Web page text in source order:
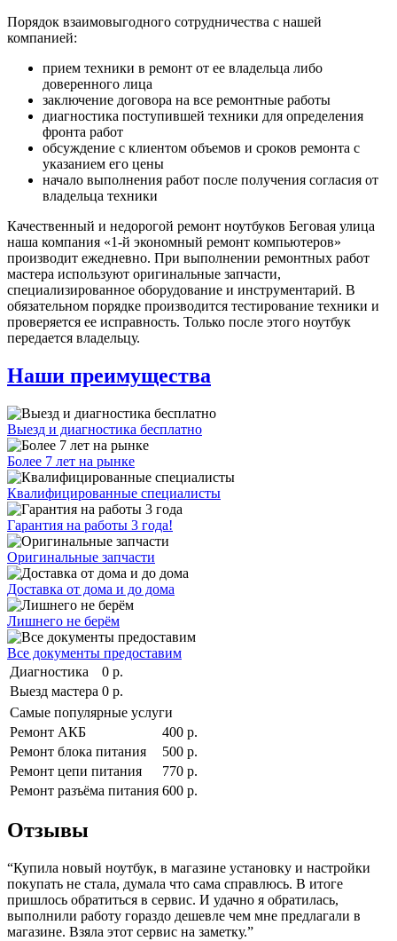
Порядок взаимовыгодного сотрудничества с нашей
компанией:
прием техники в ремонт от ее владельца либо
доверенного лица
заключение договора на все ремонтные работы
диагностика поступившей техники для определения
фронта работ
обсуждение с клиентом объемов и сроков ремонта с
указанием его цены
начало выполнения работ после получения согласия от
владельца техники
Качественный и недорогой ремонт ноутбуков Беговая улица
наша компания «1-й экономный ремонт компьютеров»
производит ежедневно. При выполнении ремонтных работ
мастера используют оригинальные запчасти,
специализированное оборудование и инструментарий. В
обязательном порядке производится тестирование техники и
проверяется ее исправность. Только после этого ноутбук
передается владельцу.
Наши преимущества
Выезд и диагностика бесплатно
Более 7 лет на рынке
Квалифицированные специалисты
Гарантия на работы 3 года!
Оригинальные запчасти
Доставка от дома и до дома
Лишнего не берём
Все документы предоставим
Диагностика
0 р.
Выезд мастера 0 р.
Самые популярные услуги
Ремонт АКБ
400 р.
Ремонт блока питания
500 р.
Ремонт цепи питания
770 р.
Ремонт разъёма питания 600 р.
Отзывы
“Купила новый ноутбук, в магазине установку и настройки
покупать не стала, думала что сама справлюсь. В итоге
пришлось обратиться в сервис. И удачно я обратилась,
выполнили работу гораздо дешевле чем мне предлагали в
магазине. Взяла этот сервис на заметку.”